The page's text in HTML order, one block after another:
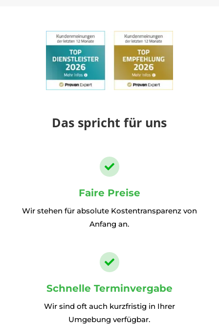
Das spricht für uns

Faire Preise
Wir stehen für absolute Kostentransparenz von
Anfang an.

Schnelle Terminvergabe
Wir sind oft auch kurzfristig in Ihrer
Umgebung verfügbar.